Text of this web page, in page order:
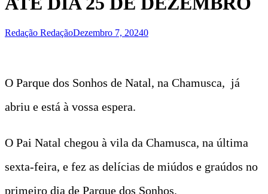
Redação RedaçãoDezembro 7, 20240
O Parque dos Sonhos de Natal, na Chamusca, já
abriu e está à vossa espera.
O Pai Natal chegou à vila da Chamusca, na última
sexta-feira, e fez as delícias de miúdos e graúdos no
primeiro dia de Parque dos Sonhos.